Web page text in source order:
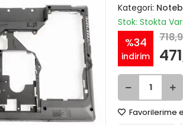
Kategori:
Stok: Stokta Var
%34
indirim
Favorilerime